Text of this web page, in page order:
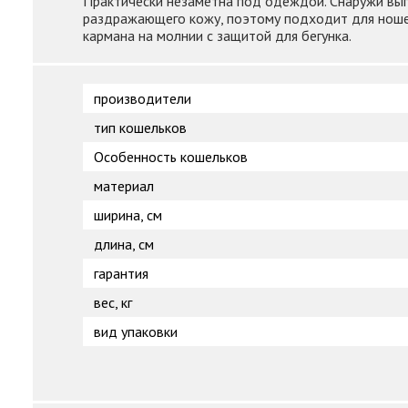
раздражающего кожу, поэтому подходит для
кармана на молнии с защитой для бегунка.
производители
тип кошельков
Особенность кошельков
материал
ширина, см
длина, см
гарантия
вес, кг
вид упаковки